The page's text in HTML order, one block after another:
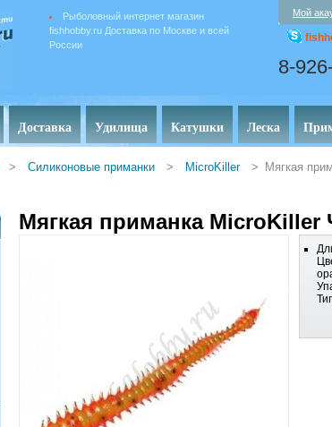
Рыболовный интернет магазин
fishhobby.ru Доставка по Москве и всей
России
Мой
8-
Доставка Удилища Катушки Леска
> Силиконовые приманки > MicroKiller >
Мягкая
Мягкая приманка